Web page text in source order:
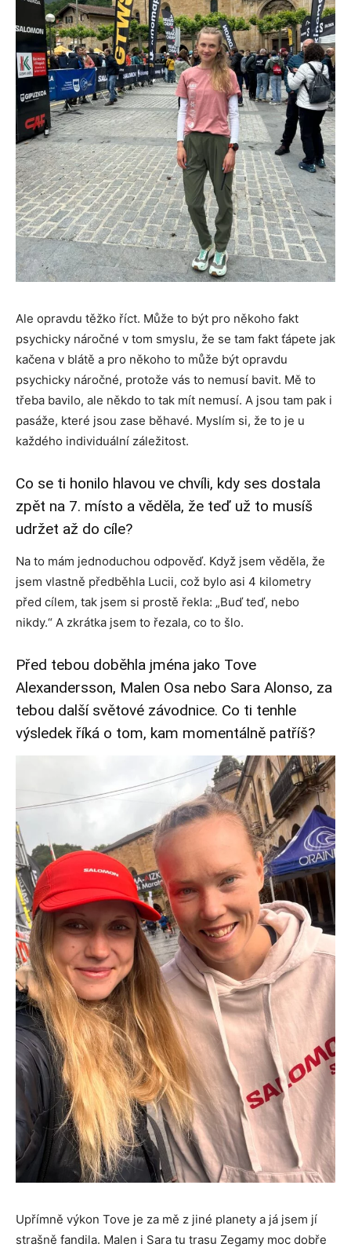
Ale opravdu těžko říct. Může to být pro někoho fakt
psychicky náročné v tom smyslu, že se tam fakt ťápete jak
kačena v blátě a pro někoho to může být opravdu
psychicky náročné, protože vás to nemusí bavit. Mě to
třeba bavilo, ale někdo to tak mít nemusí. A jsou tam pak i
pasáže, které jsou zase běhavé. Myslím si, že to je u
každého individuální záležitost.
Co se ti honilo hlavou ve chvíli, kdy ses dostala
zpět na 7. místo a věděla, že teď už to musíš
udržet až do cíle?
Na to mám jednoduchou odpověď. Když jsem věděla, že
jsem vlastně předběhla Lucii, což bylo asi 4 kilometry
před cílem, tak jsem si prostě řekla: „Buď teď, nebo
nikdy.“ A zkrátka jsem to řezala, co to šlo.
Před tebou doběhla jména jako Tove
Alexandersson, Malen Osa nebo Sara Alonso, za
tebou další světové závodnice. Co ti tenhle
výsledek říká o tom, kam momentálně patříš?
Upřímně výkon Tove je za mě z jiné planety a já jsem jí
strašně fandila. Malen i Sara tu trasu Zegamy moc dobře